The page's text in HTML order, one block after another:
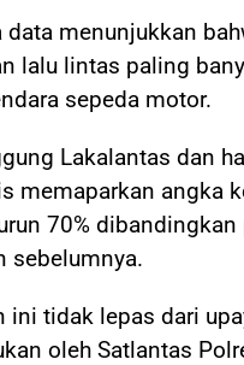
data menunjukkan
lalu lintas paling
sepeda motor.
Lakalantas dan
memaparkan angka
70% dibandingkan
sebelumnya.
ini tidak lepas dari
oleh Satlantas